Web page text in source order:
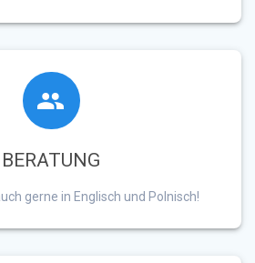
BERATUNG
gerne in Englisch und Polnisch!